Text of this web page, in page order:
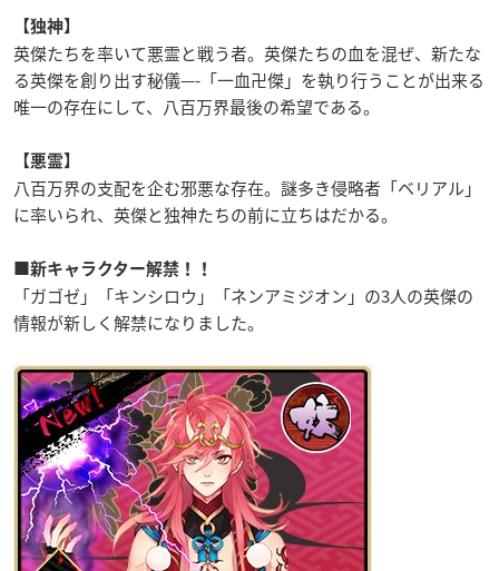
【独神】
英傑たちを率いて悪霊と戦う者。英傑たちの血を混ぜ、新たな
る英傑を創り出す秘儀—-「一血卍傑」を執り行うことが出来る
唯一の存在にして、八百万界最後の希望である。
【悪霊】
八百万界の支配を企む邪悪な存在。謎多き侵略者「ベリアル」
に率いられ、英傑と独神たちの前に立ちはだかる。
■新キャラクター解禁！！
「ガゴゼ」「キンシロウ」「ネンアミジオン」の3人の英傑の
情報が新しく解禁になりました。